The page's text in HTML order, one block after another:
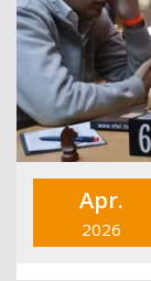
Apr.
2026